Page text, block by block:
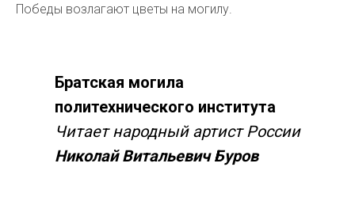
Победы возлагают цветы на могилу.
Братская могила
политехнического института
Читает народный артист России
Николай Витальевич Буров